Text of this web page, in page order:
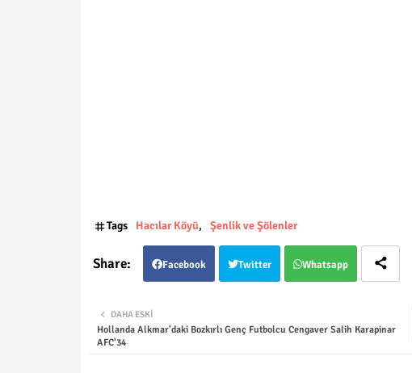
Tags Hacılar Köyü Şenlik ve Şölenler
Facebook Twitter Whatsapp
DAHA ESKI
Hollanda Alkmar'daki Bozkırlı Genç Futbolcu Cengaver Salih Karapinar
AFC'34